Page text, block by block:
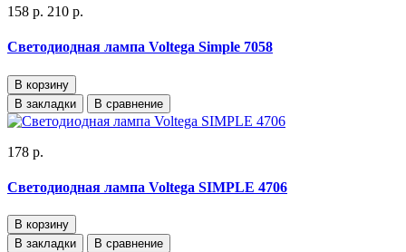
158 р. 210 р.
Светодиодная лампа Voltega Simple 7058
В корзину
В закладки
В сравнение
178 р.
Светодиодная лампа Voltega SIMPLE 4706
В корзину
В закладки
В сравнение